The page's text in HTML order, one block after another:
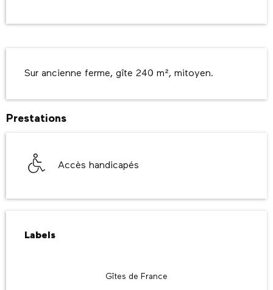
Sur ancienne ferme, gîte 240 m², mitoyen.
Prestations
Accès handicapés
Labels
Labels
Gîtes de France